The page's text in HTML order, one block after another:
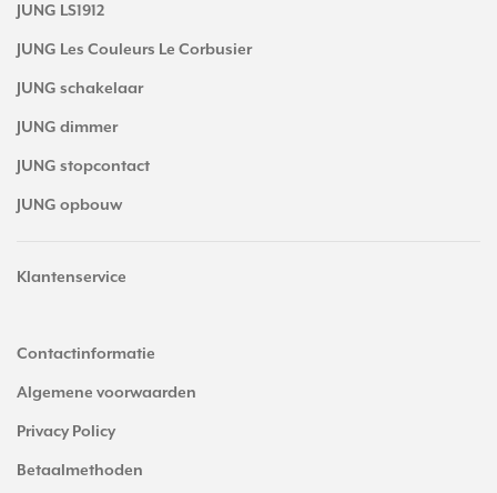
JUNG LS1912
JUNG Les Couleurs Le Corbusier
JUNG schakelaar
JUNG dimmer
JUNG stopcontact
JUNG opbouw
Klantenservice
Contactinformatie
Algemene voorwaarden
Privacy Policy
Betaalmethoden